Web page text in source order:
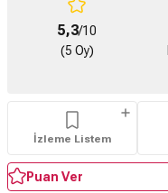
5,3/10
(5 Oy)
İzleme Listem
Puan Ver